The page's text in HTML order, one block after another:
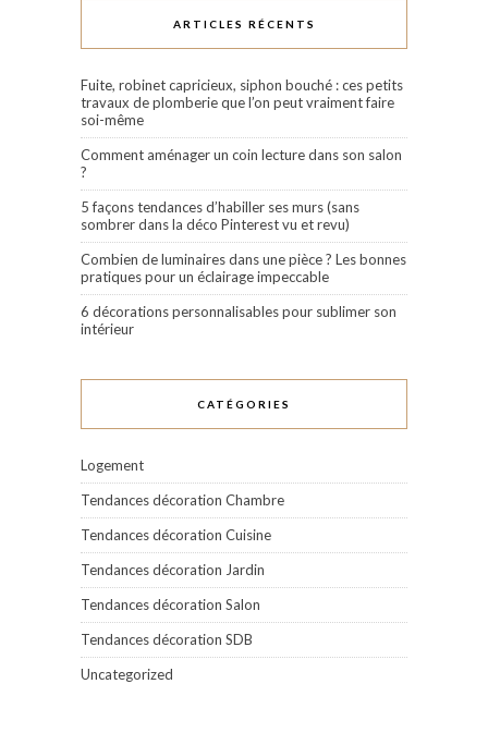
ARTICLES RÉCENTS
Fuite, robinet capricieux, siphon bouché : ces petits
travaux de plomberie que l’on peut vraiment faire
soi-même
Comment aménager un coin lecture dans son salon
?
5 façons tendances d’habiller ses murs (sans
sombrer dans la déco Pinterest vu et revu)
Combien de luminaires dans une pièce ? Les bonnes
pratiques pour un éclairage impeccable
6 décorations personnalisables pour sublimer son
intérieur
CATÉGORIES
Logement
Tendances décoration Chambre
Tendances décoration Cuisine
Tendances décoration Jardin
Tendances décoration Salon
Tendances décoration SDB
Uncategorized